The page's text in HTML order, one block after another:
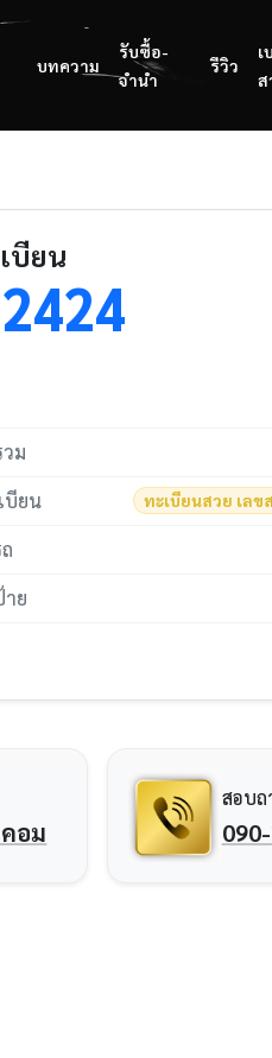
บทความ
รับซื้อ-
จำนำ
รีวิว
เ
ส
บียน
2424
ม
บียน ทะเบียนสวย เลข
ย
อม
สอบถ